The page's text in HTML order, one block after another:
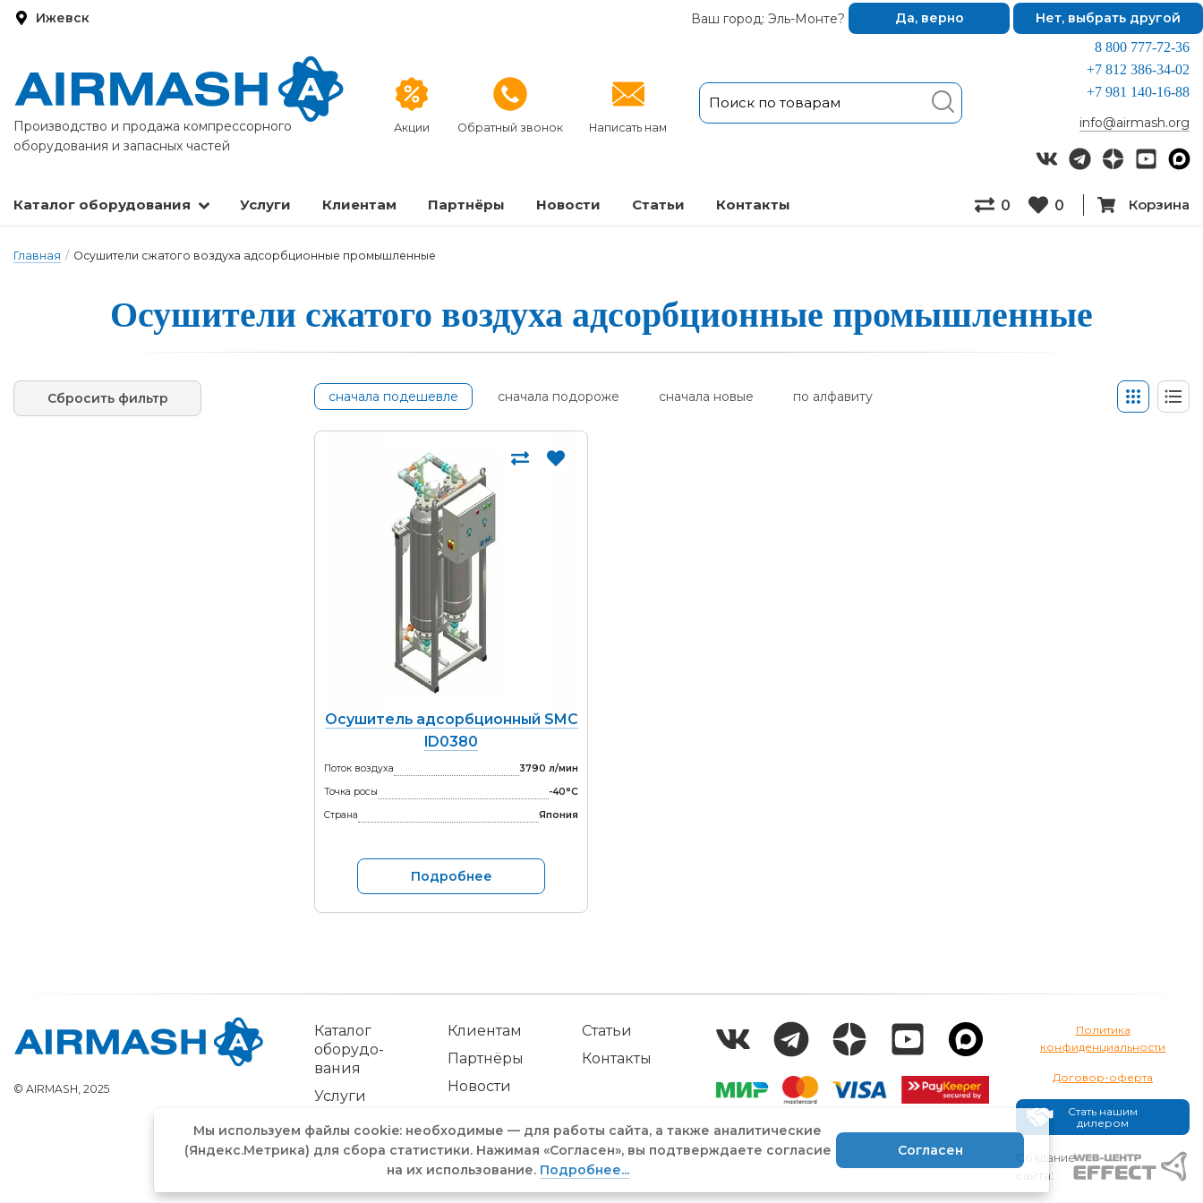
Ижевск Ваш город: Эль-Монте? Да, верно Нет, выбрать другой
Производство и продажа компрессорного
оборудования и запасных частей
Акции Обратный звонок Написать нам
8 800 777-72-36
+7 812 386-34-02
+7 981 140-16-88
info@airmash.org
Каталог оборудования Услуги Клиентам Партнёры Новости Статьи Кон­так­ты 0 0 Корзина
Главная / Осушители сжатого воздуха адсорбционные промышленные
Осуши­те­ли сжа­то­го воз­ду­ха ад­сор­бци­он­ные про­мыш­ленные
Сбросить фильтр сначала подешевле сначала подороже сначала новые по алфавиту
Осушитель адсорбционный SMC
ID0380
Поток воздуха
3790 л/мин
Точка росы
-40°С
Страна
Япония
Подробнее
© AIRMASH, 2025
Каталог
обо­рудо­
вания
Услуги
Клиентам
Партнёры
Новости
Статьи
Контакты
Политика
конфиденциальности
Договор-оферта
Стать нашим
дилером
Создание
сайта:
Мы используем файлы cookie: необходимые — для работы сайта, а также аналитические
(Яндекс.Метрика) для сбора статистики. Нажимая «Согласен», вы подтверждаете согласие
на их использование. Подробнее...
Согласен